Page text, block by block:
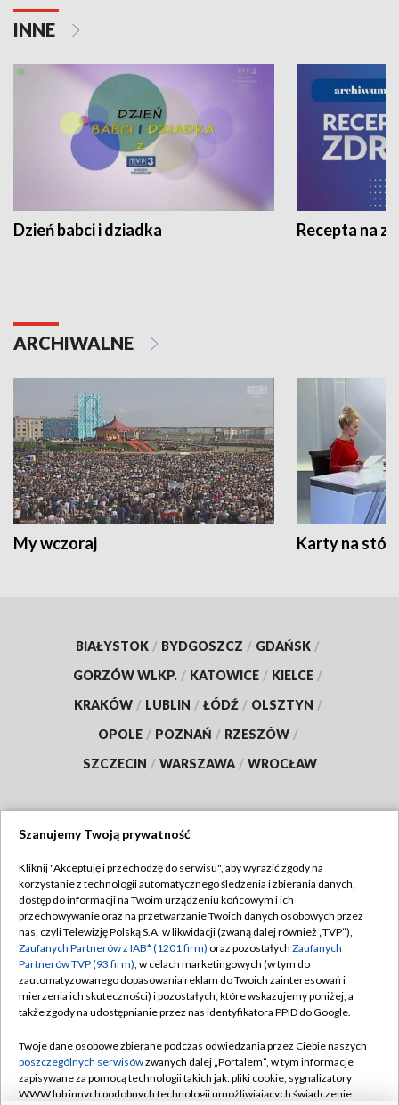
INNE
Dzień babci i dziadka Recepta na
ARCHIWALNE
My wczoraj Karty na
BIAŁYSTOK / BYDGOSZCZ / GDAŃSK /
GORZÓW WLKP. / KATOWICE / KIELCE /
KRAKÓW / LUBLIN / ŁÓDŹ / OLSZTYN /
OPOLE / POZNAŃ / RZESZÓW /
SZCZECIN / WARSZAWA / WROCŁAW
TVP
Abonament TVP
Emisja w TVP
Centrum informacji TVP
Naziemna Telewizja Cyfrowa
Rada Programowa
System NOS
Regulamin TVP
Polityka prywatności
Moje zgody
Pomoc
Kontakt
Szanujemy Twoją prywatność
Kliknij "Akceptuję i przechodzę do serwisu", aby wyrazić zgody na
korzystanie z technologii automatycznego śledzenia i zbierania danych,
dostęp do informacji na Twoim urządzeniu końcowym i ich
przechowywanie oraz na przetwarzanie Twoich danych osobowych przez
nas, czyli Telewizję Polską S.A. w likwidacji (zwaną dalej również „TVP”),
Zaufanych Partnerów z IAB* (1201 firm) oraz pozostałych Zaufanych
Partnerów TVP (93 firm), w celach marketingowych (w tym do
zautomatyzowanego dopasowania reklam do Twoich zainteresowań i
mierzenia ich skuteczności) i pozostałych, które wskazujemy poniżej, a
także zgody na udostępnianie przez nas identyfikatora PPID do Google.
Twoje dane osobowe zbierane podczas odwiedzania przez Ciebie naszych
poszczególnych serwisówzwanych dalej „Portalem”, w tym informacje
zapisywane za pomocą technologii takich jak: pliki cookie, sygnalizatory
WWW lub innych podobnych technologii umożliwiających świadczenie